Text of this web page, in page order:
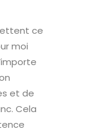
ce
moi
et de
Cela